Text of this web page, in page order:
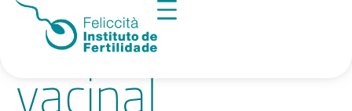
Tag:calendário